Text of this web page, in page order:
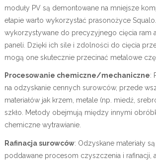
moduły PV są demontowane na mniejsze
etapie warto wykorzystać prasonożyce
wykorzystywane do precyzyjnego cięcia ram
paneli. Dzięki ich sile i zdolności do cięcia
mogą one skutecznie przecinać metalowe
Procesowanie chemiczne/mechaniczne:
na odzyskanie cennych surowców, przede
materiałów jak krzem, metale (np. miedź,
szkło. Metody obejmują między innymi
chemiczne wytrawianie.
Rafinacja surowców: Odzyskane materiały
poddawane procesom czyszczenia i rafinacji,